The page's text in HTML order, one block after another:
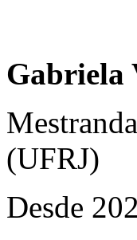
(UFRJ)
Desde